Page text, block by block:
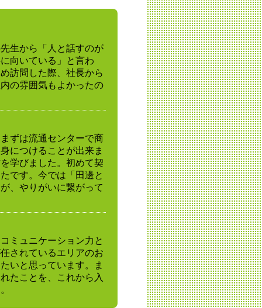
生から「人と話すのが
向いている」と言わ
訪問した際、社長から
の雰囲気もよかったの
ずは流通センターで商
につけることが出来ま
学びました。初めて契
です。今では「田邊と
、やりがいに繋がって
ミュニケーション力と
されているエリアのお
いと思っています。ま
たことを、これから入